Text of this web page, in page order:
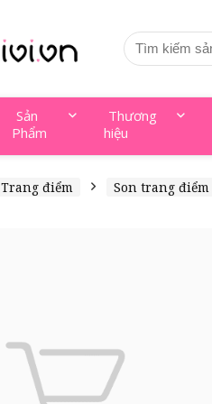
Sản
Phẩm
Thương
hiệu
Trang điểm Son trang điểm